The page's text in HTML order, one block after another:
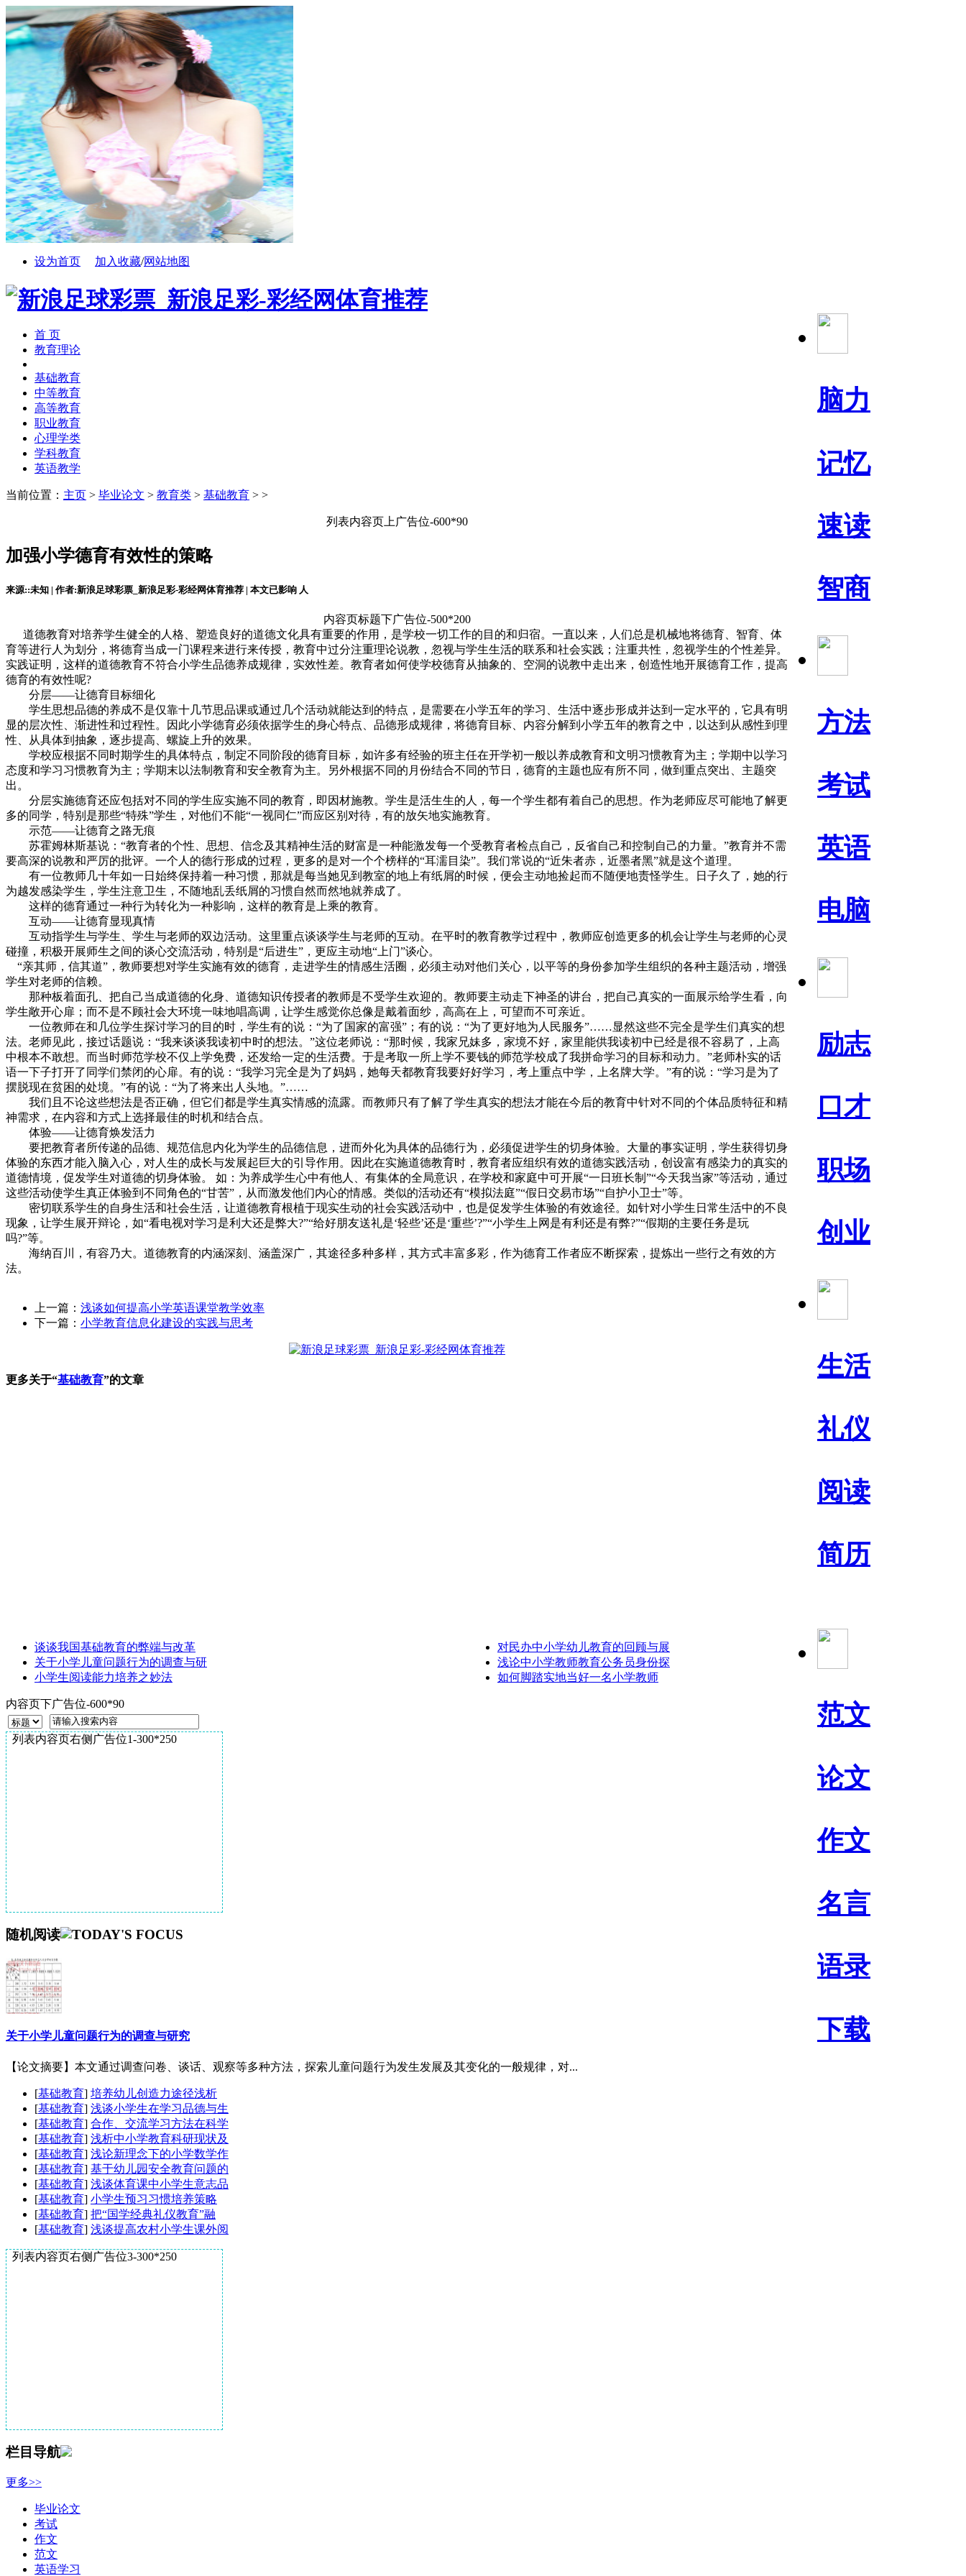
设为首页 加入收藏/网站地图
脑力
记忆
速读
智商
方法
考试
英语
电脑
励志
口才
职场
创业
生活
礼仪
阅读
简历
范文
论文
作文
名言
语录
下载
首 页
教育理论
基础教育
中等教育
高等教育
职业教育
心理学类
学科教育
英语教学
当前位置： 主页 > 毕业论文 > 教育类 > 基础教育 > >
列表内容页上广告位-600*90
加强小学德育有效性的策略
来源::未知 | 作者:新浪足球彩票_新浪足彩-彩经网体育推荐 | 本文已影响 人
内容页标题下广告位-500*200
道德教育对培养学生健全的人格、塑造良好的道德文化具有重要的作用，是学校一切工作的目的和归宿。一直以来，人们总是机械地将德育、智育、体
育等进行人为划分，将德育当成一门课程来进行来传授，教育中过分注重理论说教，忽视与学生生活的联系和社会实践；注重共性，忽视学生的个性差异。
实践证明，这样的道德教育不符合小学生品德养成规律，实效性差。教育者如何使学校德育从抽象的、空洞的说教中走出来，创造性地开展德育工作，提高
德育的有效性呢?
分层——让德育目标细化
学生思想品德的养成不是仅靠十几节思品课或通过几个活动就能达到的特点，是需要在小学五年的学习、生活中逐步形成并达到一定水平的，它具有明
显的层次性、渐进性和过程性。因此小学德育必须依据学生的身心特点、品德形成规律，将德育目标、内容分解到小学五年的教育之中，以达到从感性到理
性、从具体到抽象，逐步提高、螺旋上升的效果。
学校应根据不同时期学生的具体特点，制定不同阶段的德育目标，如许多有经验的班主任在开学初一般以养成教育和文明习惯教育为主；学期中以学习
态度和学习习惯教育为主；学期末以法制教育和安全教育为主。另外根据不同的月份结合不同的节日，德育的主题也应有所不同，做到重点突出、主题突
出。
分层实施德育还应包括对不同的学生应实施不同的教育，即因材施教。学生是活生生的人，每一个学生都有着自己的思想。作为老师应尽可能地了解更
多的同学，特别是那些“特殊”学生，对他们不能“一视同仁”而应区别对待，有的放矢地实施教育。
示范——让德育之路无痕
苏霍姆林斯基说：“教育者的个性、思想、信念及其精神生活的财富是一种能激发每一个受教育者检点自己，反省自己和控制自己的力量。”教育并不需
要高深的说教和严厉的批评。一个人的德行形成的过程，更多的是对一个个榜样的“耳濡目染”。我们常说的“近朱者赤，近墨者黑”就是这个道理。
有一位教师几十年如一日始终保持着一种习惯，那就是每当她见到教室的地上有纸屑的时候，便会主动地捡起而不随便地责怪学生。日子久了，她的行
为越发感染学生，学生注意卫生，不随地乱丢纸屑的习惯自然而然地就养成了。
这样的德育通过一种行为转化为一种影响，这样的教育是上乘的教育。
互动——让德育显现真情
互动指学生与学生、学生与老师的双边活动。这里重点谈谈学生与老师的互动。在平时的教育教学过程中，教师应创造更多的机会让学生与老师的心灵
碰撞，积极开展师生之间的谈心交流活动，特别是“后进生”，更应主动地“上门”谈心。
“亲其师，信其道”，教师要想对学生实施有效的德育，走进学生的情感生活圈，必须主动对他们关心，以平等的身份参加学生组织的各种主题活动，增强
学生对老师的信赖。
那种板着面孔、把自己当成道德的化身、道德知识传授者的教师是不受学生欢迎的。教师要主动走下神圣的讲台，把自己真实的一面展示给学生看，向
学生敞开心扉；而不是不顾社会大环境一味地唱高调，让学生感觉你总像是戴着面纱，高高在上，可望而不可亲近。
一位教师在和几位学生探讨学习的目的时，学生有的说：“为了国家的富强”；有的说：“为了更好地为人民服务”……显然这些不完全是学生们真实的想
法。老师见此，接过话题说：“我来谈谈我读初中时的想法。”这位老师说：“那时候，我家兄妹多，家境不好，家里能供我读初中已经是很不容易了，上高
中根本不敢想。而当时师范学校不仅上学免费，还发给一定的生活费。于是考取一所上学不要钱的师范学校成了我拼命学习的目标和动力。”老师朴实的话
语一下子打开了同学们禁闭的心扉。有的说：“我学习完全是为了妈妈，她每天都教育我要好好学习，考上重点中学，上名牌大学。”有的说：“学习是为了
摆脱现在贫困的处境。”有的说：“为了将来出人头地。”……
我们且不论这些想法是否正确，但它们都是学生真实情感的流露。而教师只有了解了学生真实的想法才能在今后的教育中针对不同的个体品质特征和精
神需求，在内容和方式上选择最佳的时机和结合点。
体验——让德育焕发活力
要把教育者所传递的品德、规范信息内化为学生的品德信息，进而外化为具体的品德行为，必须促进学生的切身体验。大量的事实证明，学生获得切身
体验的东西才能入脑入心，对人生的成长与发展起巨大的引导作用。因此在实施道德教育时，教育者应组织有效的道德实践活动，创设富有感染力的真实的
道德情境，促发学生对道德的切身体验。 如：为养成学生心中有他人、有集体的全局意识，在学校和家庭中可开展“一日班长制”“今天我当家”等活动，通过
这些活动使学生真正体验到不同角色的“甘苦”，从而激发他们内心的情感。类似的活动还有“模拟法庭”“假日交易市场”“自护小卫士”等。
密切联系学生的自身生活和社会生活，让道德教育根植于现实生动的社会实践活动中，也是促发学生体验的有效途径。如针对小学生日常生活中的不良
现象，让学生展开辩论，如“看电视对学习是利大还是弊大?”“给好朋友送礼是‘轻些’还是‘重些’?”“小学生上网是有利还是有弊?”“假期的主要任务是玩
吗?”等。
海纳百川，有容乃大。道德教育的内涵深刻、涵盖深广，其途径多种多样，其方式丰富多彩，作为德育工作者应不断探索，提炼出一些行之有效的方
法。
上一篇： 浅谈如何提高小学英语课堂教学效率
下一篇： 小学教育信息化建设的实践与思考
更多关于“基础教育”的文章
谈谈我国基础教育的弊端与改革
对民办中小学幼儿教育的回顾与展
关于小学儿童问题行为的调查与研
浅论中小学教师教育公务员身份探
小学生阅读能力培养之妙法
如何脚踏实地当好一名小学教师
内容页下广告位-600*90
列表内容页右侧广告位1-300*250
随机阅读
关于小学儿童问题行为的调查与研究
【论文摘要】本文通过调查问卷、谈话、观察等多种方法，探索儿童问题行为发生发展及其变化的一般规律，对...
[基础教育] 培养幼儿创造力途径浅析
[基础教育] 浅谈小学生在学习品德与生
[基础教育] 合作、交流学习方法在科学
[基础教育] 浅析中小学教育科研现状及
[基础教育] 浅论新理念下的小学数学作
[基础教育] 基于幼儿园安全教育问题的
[基础教育] 浅谈体育课中小学生意志品
[基础教育] 小学生预习习惯培养策略
[基础教育] 把“国学经典礼仪教育”融
[基础教育] 浅谈提高农村小学生课外阅
列表内容页右侧广告位3-300*250
栏目导航
更多>>
毕业论文
考试
作文
范文
英语学习